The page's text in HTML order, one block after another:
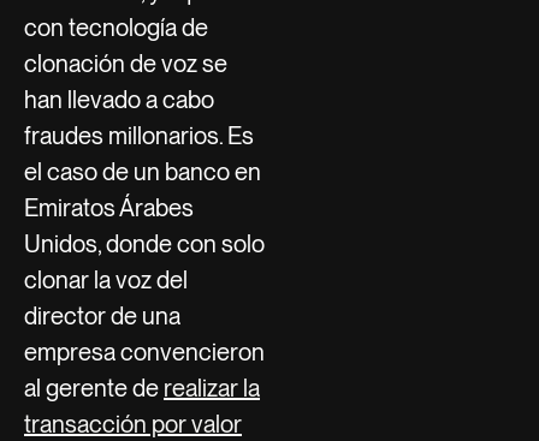
con tecnología de
clonación de voz se
han llevado a cabo
fraudes millonarios. Es
el caso de un banco en
Emiratos Árabes
Unidos, donde con solo
clonar la voz del
director de una
empresa convencieron
al gerente de realizar la
transacción por valor